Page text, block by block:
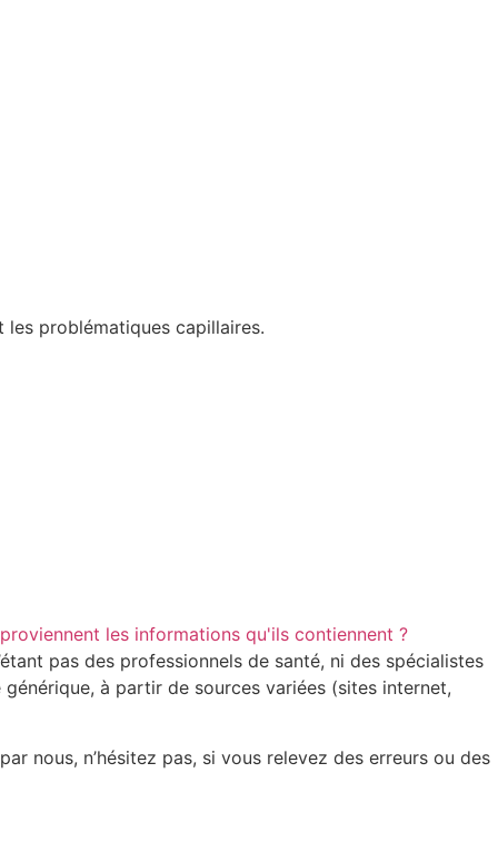
problématiques capillaires.
les informations qu'ils contiennent ?
pas des professionnels de santé, ni des spécialistes
à partir de sources variées (sites internet,
nous, n’hésitez pas, si vous relevez des erreurs ou des